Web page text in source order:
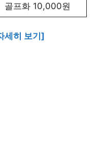
골프화 10,000원
세히 보기]